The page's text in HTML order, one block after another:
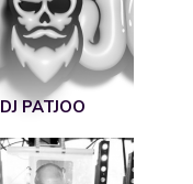
DJ PATJOO